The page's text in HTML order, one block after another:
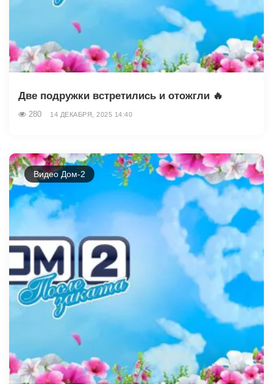
Две подружки встретились и отожгли 🔥
280 14 ДЕКАБРЯ, 2025 14:40
Видео Дом-2